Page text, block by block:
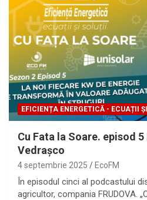
EFICIENȚA ENERGETICĂ - ECUAȚII
Cu Fata la Soare. episod
Vedrașco
4 septembrie 2025 EcoFM
În episodul cinci al podcastului
agricultor, compania FRUDOVA.